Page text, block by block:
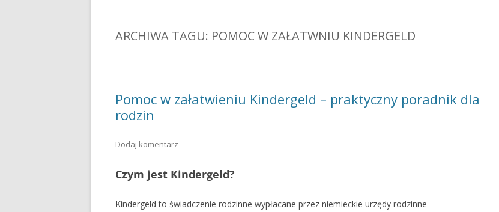
ARCHIWA TAGU: POMOC W ZAŁATWNIU KINDERGELD
Pomoc w załatwieniu Kindergeld – praktyczny poradnik dla
rodzin
Dodaj komentarz
Czym jest Kindergeld?
Kindergeld to świadczenie rodzinne wypłacane przez niemieckie urzędy rodzinne